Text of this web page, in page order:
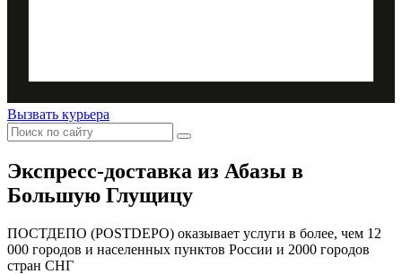
Вызвать курьера
Экспресс-доставка из Абазы в
Большую Глущицу
ПОСТДЕПО (POSTDEPO) оказывает услуги в более, чем 12
000 городов и населенных пунктов России и 2000 городов
стран СНГ